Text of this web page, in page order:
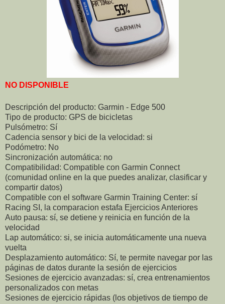
NO DISPONIBLE
Descripción del producto: Garmin - Edge 500
Tipo de producto: GPS de bicicletas
Pulsómetro: Sí
Cadencia sensor y bici de la velocidad: si
Podómetro: No
Sincronización automática: no
Compatibilidad: Compatible con Garmin Connect
(comunidad online en la que puedes analizar, clasificar y
compartir datos)
Compatible con el software Garmin Training Center: sí
Racing SI, la comparacion estafa Ejercicios Anteriores
Auto pausa: sí, se detiene y reinicia en función de la
velocidad
Lap automático: si, se inicia automáticamente una nueva
vuelta
Desplazamiento automático: Sí, te permite navegar por las
páginas de datos durante la sesión de ejercicios
Sesiones de ejercicio avanzadas: sí, crea entrenamientos
personalizados con metas
Sesiones de ejercicio rápidas (los objetivos de tiempo de